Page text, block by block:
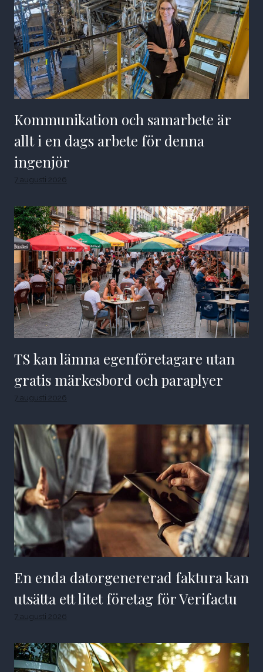
Kommunikation och samarbete är
allt i en dags arbete för denna
ingenjör
7 augusti 2026
TS kan lämna egenföretagare utan
gratis märkesbord och paraplyer
7 augusti 2026
En enda datorgenererad faktura kan
utsätta ett litet företag för Verifactu
7 augusti 2026